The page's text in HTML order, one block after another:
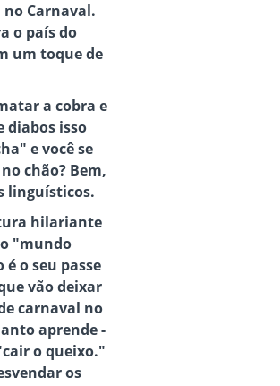
Carnaval.
o país do
um toque de
a cobra e
diabos isso
e você se
chão? Bem,
linguísticos.
hilariante
"mundo
o seu passe
vão deixar
carnaval no
aprende -
o queixo."
os